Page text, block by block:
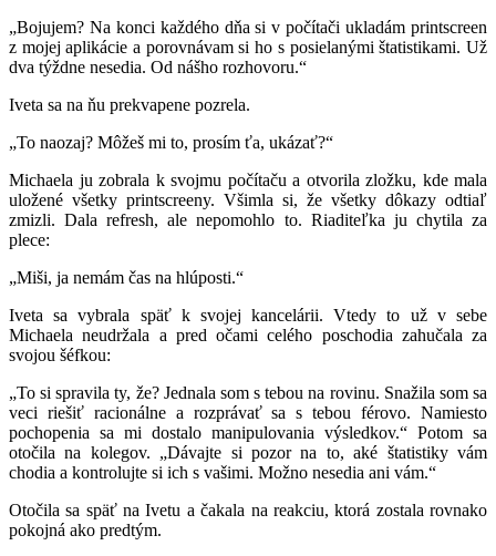
„Bojujem? Na konci každého dňa si v počítači ukladám printscreen
z mojej aplikácie a porovnávam si ho s posielanými štatistikami. Už
dva týždne nesedia. Od nášho rozhovoru.“
Iveta sa na ňu prekvapene pozrela.
„To naozaj? Môžeš mi to, prosím ťa, ukázať?“
Michaela ju zobrala k svojmu počítaču a otvorila zložku, kde mala
uložené všetky printscreeny. Všimla si, že všetky dôkazy odtiaľ
zmizli. Dala refresh, ale nepomohlo to. Riaditeľka ju chytila za
plece:
„Miši, ja nemám čas na hlúposti.“
Iveta sa vybrala späť k svojej kancelárii. Vtedy to už v sebe
Michaela neudržala a pred očami celého poschodia zahučala za
svojou šéfkou:
„To si spravila ty, že? Jednala som s tebou na rovinu. Snažila som sa
veci riešiť racionálne a rozprávať sa s tebou férovo. Namiesto
pochopenia sa mi dostalo manipulovania výsledkov.“ Potom sa
otočila na kolegov. „Dávajte si pozor na to, aké štatistiky vám
chodia a kontrolujte si ich s vašimi. Možno nesedia ani vám.“
Otočila sa späť na Ivetu a čakala na reakciu, ktorá zostala rovnako
pokojná ako predtým.